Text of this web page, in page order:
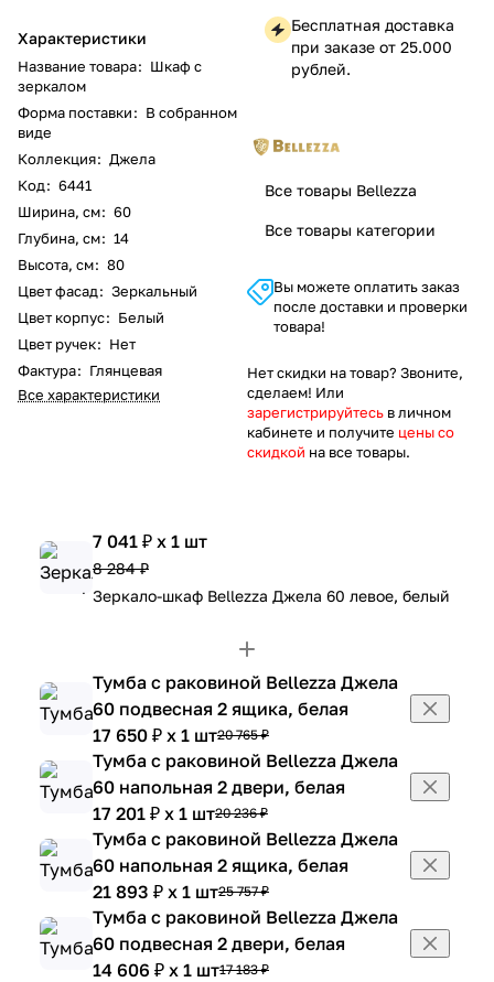
Характеристики
Название товара: Шкаф с
зеркалом
Форма поставки: В собранном
виде
Коллекция: Джела
Код: 6441
Ширина, см: 60
Глубина, см: 14
Высота, см: 80
Цвет фасад: Зеркальный
Цвет корпус: Белый
Цвет ручек: Нет
Фактура: Глянцевая
Все характеристики
Бесплатная доставка
при заказе от 25.000
рублей.
Все товары Bellezza
Все товары категории
Вы можете оплатить заказ
после доставки и проверки
товара!
Нет скидки на товар? Звоните,
сделаем! Или
зарегистрируйтесь в личном
кабинете и получите цены со
скидкой на все товары.
7 041 ₽ x 1 шт
8 284 ₽
Зеркало-шкаф Bellezza Джела 60 левое, белый
Тумба с раковиной Bellezza Джела
60 подвесная 2 ящика, белая
17 650 ₽ x 1 шт20 765 ₽
Тумба с раковиной Bellezza Джела
60 напольная 2 двери, белая
17 201 ₽ x 1 шт20 236 ₽
Тумба с раковиной Bellezza Джела
60 напольная 2 ящика, белая
21 893 ₽ x 1 шт25 757 ₽
Тумба с раковиной Bellezza Джела
60 подвесная 2 двери, белая
14 606 ₽ x 1 шт17 183 ₽